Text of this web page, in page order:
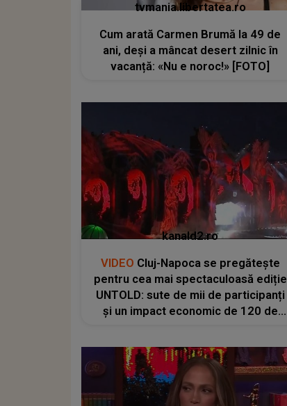
tvmania.libertatea.ro
Cum arată Carmen Brumă la 49 de
ani, deși a mâncat desert zilnic în
vacanță: «Nu e noroc!» [FOTO]
kanald2.ro
VIDEO Cluj-Napoca se pregătește
pentru cea mai spectaculoasă ediție
UNTOLD: sute de mii de participanți
și un impact economic de 120 de